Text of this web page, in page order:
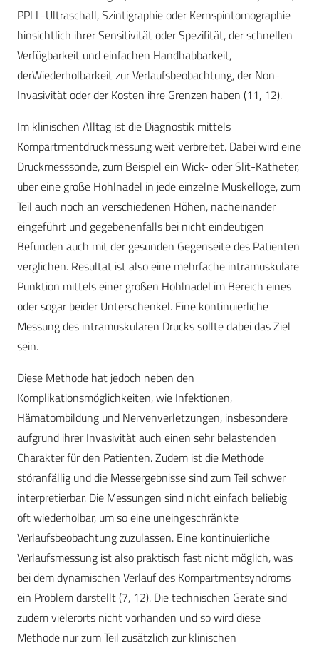
PPLL-Ultraschall, Szintigraphie oder Kernspintomographie
hinsichtlich ihrer Sensitivität oder Spezifität, der schnellen
Verfügbarkeit und einfachen Handhabbarkeit,
derWiederholbarkeit zur Verlaufsbeobachtung, der Non-
Invasivität oder der Kosten ihre Grenzen haben (11, 12).
Im klinischen Alltag ist die Diagnostik mittels
Kompartmentdruckmessung weit verbreitet. Dabei wird eine
Druckmesssonde, zum Beispiel ein Wick- oder Slit-Katheter,
über eine große Hohlnadel in jede einzelne Muskelloge, zum
Teil auch noch an verschiedenen Höhen, nacheinander
eingeführt und gegebenenfalls bei nicht eindeutigen
Befunden auch mit der gesunden Gegenseite des Patienten
verglichen. Resultat ist also eine mehrfache intramuskuläre
Punktion mittels einer großen Hohlnadel im Bereich eines
oder sogar beider Unterschenkel. Eine kontinuierliche
Messung des intramuskulären Drucks sollte dabei das Ziel
sein.
Diese Methode hat jedoch neben den
Komplikationsmöglichkeiten, wie Infektionen,
Hämatombildung und Nervenverletzungen, insbesondere
aufgrund ihrer Invasivität auch einen sehr belastenden
Charakter für den Patienten. Zudem ist die Methode
störanfällig und die Messergebnisse sind zum Teil schwer
interpretierbar. Die Messungen sind nicht einfach beliebig
oft wiederholbar, um so eine uneingeschränkte
Verlaufsbeobachtung zuzulassen. Eine kontinuierliche
Verlaufsmessung ist also praktisch fast nicht möglich, was
bei dem dynamischen Verlauf des Kompartmentsyndroms
ein Problem darstellt (7, 12). Die technischen Geräte sind
zudem vielerorts nicht vorhanden und so wird diese
Methode nur zum Teil zusätzlich zur klinischen